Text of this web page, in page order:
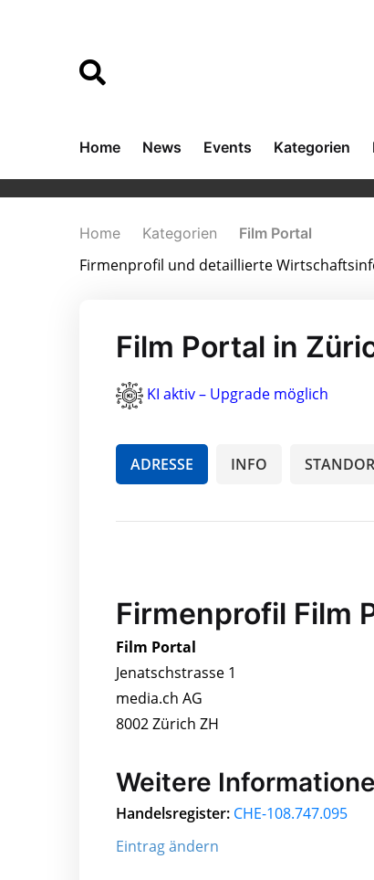
Home News Events Kategorien
Home Kategorien Film Portal
Firmenprofil und detaillierte
Film Portal in
KI aktiv – Upgrade möglich
ADRESSE INFO
Firmenprofil Film
Film Portal
Jenatschstrasse 1
media.ch AG
8002 Zürich ZH
Weitere
Handelsregister: CHE-108.747.095
Eintrag ändern